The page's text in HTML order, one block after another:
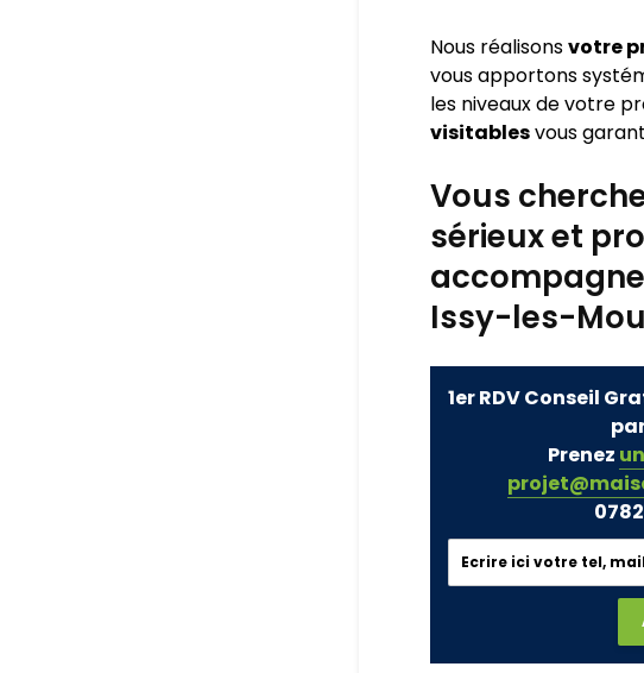
Nous réalisonsvotre
vous apportons
les niveaux de votre
visitablesvous
Vous
sérieux et
Issy-les-
1er RDV Conseil
Prenez